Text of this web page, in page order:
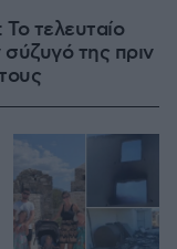
Το τελευταίο
της πριν